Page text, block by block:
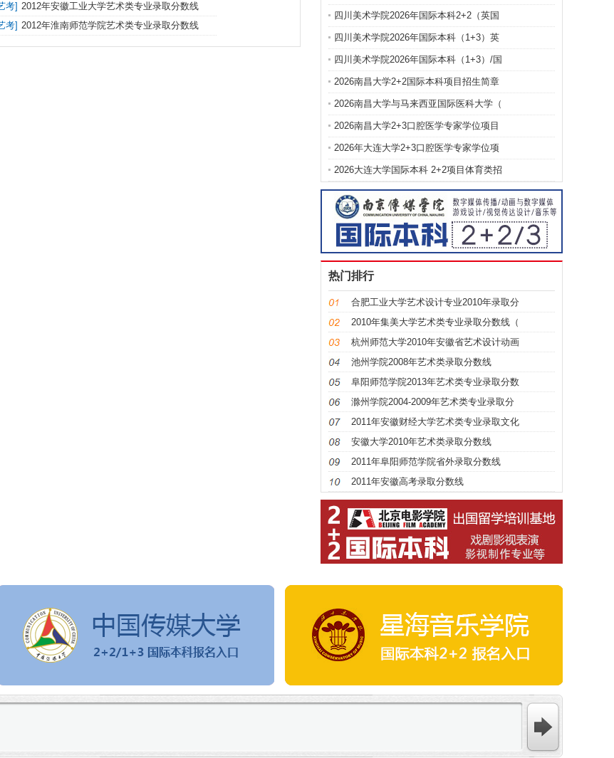
考] 2012年安徽工业大学艺术类专业录取分数线
考] 2012年淮南师范学院艺术类专业录取分数线
四川美术学院2026年国际本科2+2（英国
四川美术学院2026年国际本科（1+3）英
四川美术学院2026年国际本科（1+3）/国
2026南昌大学2+2国际本科项目招生简章
2026南昌大学与马来西亚国际医科大学（
2026南昌大学2+3口腔医学专家学位项目
2026年大连大学2+3口腔医学专家学位项
2026大连大学国际本科 2+2项目体育类招
热门排行
合肥工业大学艺术设计专业2010年录取分
2010年集美大学艺术类专业录取分数线（
杭州师范大学2010年安徽省艺术设计动画
池州学院2008年艺术类录取分数线
阜阳师范学院2013年艺术类专业录取分数
滁州学院2004-2009年艺术类专业录取分
2011年安徽财经大学艺术类专业录取文化
安徽大学2010年艺术类录取分数线
2011年阜阳师范学院省外录取分数线
2011年安徽高考录取分数线